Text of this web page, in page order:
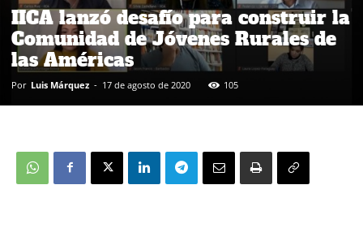
IICA lanzó desafío para construir la
Comunidad de Jóvenes Rurales de
las Américas
Por Luis Márquez - 17 de agosto de 2020 105